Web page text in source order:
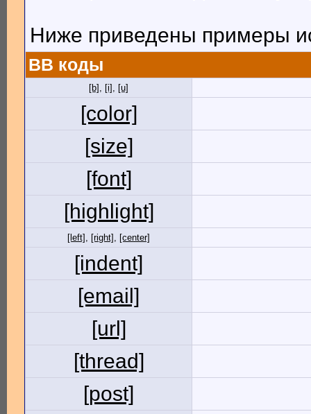
Ниже приведены примеры
BB коды
[b] , [i] , [u]
[color]
[size]
[font]
[highlight]
[left] , [right] , [center]
[indent]
[email]
[url]
[thread]
[post]